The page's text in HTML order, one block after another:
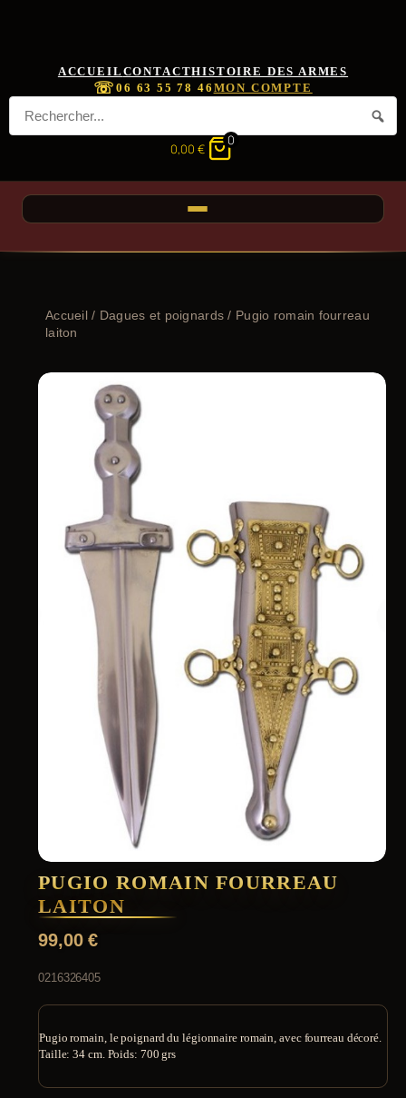
ACCUEIL CONTACTHISTOIRE DES ARMES
☏06 63 55 78 46 MON COMPTE
0,00 €
0
Accueil/ Dagues et poignards / Pugio romain fourreau
laiton
PUGIO ROMAIN FOURREAU
LAITON
99,00€
0216326405
Pugio romain, le poignard du légionnaire romain, avec fourreau décoré.
Taille: 34 cm. Poids: 700 grs